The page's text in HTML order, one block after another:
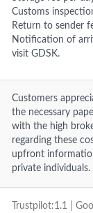
Customs
Return to sender
Notification of
visit GDSK.
Customers
the necessary
with the high
regarding these
upfront
private individuals.
Trustpilot:1.1 |